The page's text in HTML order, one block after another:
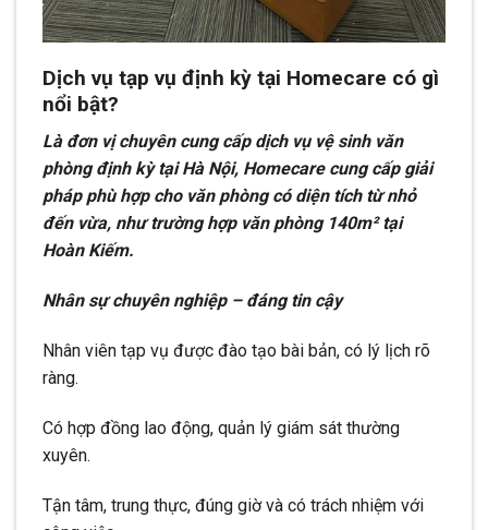
Dịch vụ tạp vụ định kỳ tại Homecare có gì
nổi bật?
Là đơn vị chuyên cung cấp dịch vụ vệ sinh văn
phòng định kỳ tại Hà Nội, Homecare cung cấp giải
pháp phù hợp cho văn phòng có diện tích từ nhỏ
đến vừa, như trường hợp văn phòng 140m² tại
Hoàn Kiếm.
Nhân sự chuyên nghiệp – đáng tin cậy
Nhân viên tạp vụ được đào tạo bài bản, có lý lịch rõ
ràng.
Có hợp đồng lao động, quản lý giám sát thường
xuyên.
Tận tâm, trung thực, đúng giờ và có trách nhiệm với